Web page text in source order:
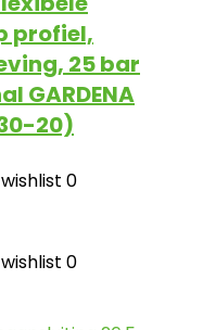
profiel,
25 bar
GARDENA
20)
0
0